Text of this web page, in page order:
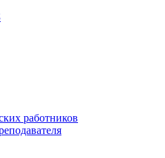
работников